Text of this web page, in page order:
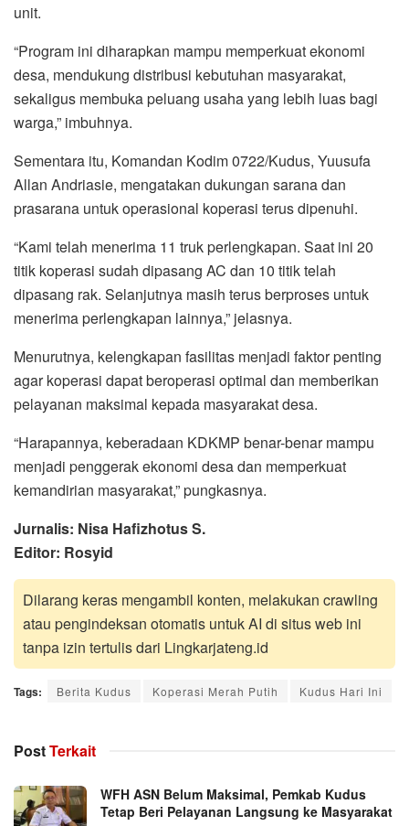
unit.
“Program ini diharapkan mampu memperkuat ekonomi
desa, mendukung distribusi kebutuhan masyarakat,
sekaligus membuka peluang usaha yang lebih luas bagi
warga,” imbuhnya.
Sementara itu, Komandan Kodim 0722/Kudus, Yuusufa
Allan Andriasie, mengatakan dukungan sarana dan
prasarana untuk operasional koperasi terus dipenuhi.
“Kami telah menerima 11 truk perlengkapan. Saat ini 20
titik koperasi sudah dipasang AC dan 10 titik telah
dipasang rak. Selanjutnya masih terus berproses untuk
menerima perlengkapan lainnya,” jelasnya.
Menurutnya, kelengkapan fasilitas menjadi faktor penting
agar koperasi dapat beroperasi optimal dan memberikan
pelayanan maksimal kepada masyarakat desa.
“Harapannya, keberadaan KDKMP benar-benar mampu
menjadi penggerak ekonomi desa dan memperkuat
kemandirian masyarakat,” pungkasnya.
Jurnalis: Nisa Hafizhotus S.
Editor: Rosyid
Dilarang keras mengambil konten, melakukan crawling
atau pengindeksan otomatis untuk AI di situs web ini
tanpa izin tertulis dari Lingkarjateng.id
Tags: Berita Kudus Koperasi Merah Putih Kudus Hari Ini
PostTerkait
WFH ASN Belum Maksimal, Pemkab Kudus
Tetap Beri Pelayanan Langsung ke Masyarakat